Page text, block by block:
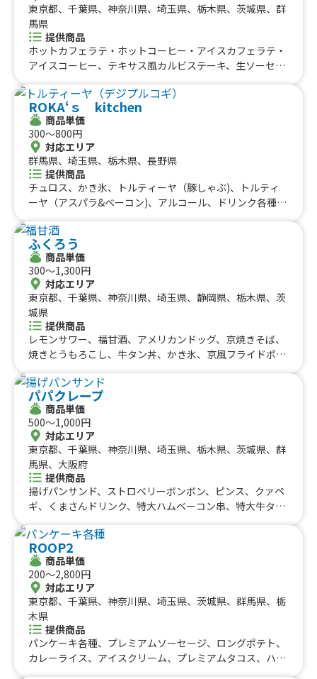
東京都、千葉県、神奈川県、埼玉県、栃木県、茨城県、群
馬県
提供商品
ホットカフェラテ・ホットコーヒー・アイスカフェラテ・
アイスコーヒー、テキサス風カルビステーキ、生ソーセー
ロス、ふりふりポテト、焼きそば、牛ステーキ串、ソトク
ソトク、サムギョプサル丼、骨付きフライドチキン、メキ
シカンBBQ(チキンオーバーライス)、ブラジリアンシュラ
スコBBQ、チキンケサティーヤ、メキシカンブリトー、ア
メリカンBBQスペアリブ、生絞りレモネード、生絞りレモ
ンサワー、冷凍パイン＆グレープ、生ビール、かき氷
ROKA‘ｓ kitchen
商品単価
300〜800円
対応エリア
群馬県、埼玉県、栃木県、長野県
提供商品
チュロス、かき氷、トルティーヤ（豚しゃぶ)、トルティ
ーヤ（アスパラ&ベーコン)、アルコール、ドリンク各種、
ルチキン)、トルティーヤ（ハムチー）、トルティーヤ
（デジプルコギ）、トルティーヤ（アジフライ）、トルテ
ィーヤ（えび）、トルティーヤ（ミンチ）、ふりふりポテ
ト、ぱりぱりチーズ、ぱりぱり明太、紅茶（ホット、アイ
ス）、珈琲（ホット、アイス）
ふくろう
商品単価
300〜1,300円
対応エリア
東京都、千葉県、神奈川県、埼玉県、静岡県、栃木県、茨
城県
提供商品
レモンサワー、福甘酒、アメリカンドッグ、京焼きそば、
焼きとうもろこし、牛タン丼、かき氷、京風フライドポテ
ゆポテト、ビール、ホットワイン、ハイボール、アイスレ
モネード、チーズハットグ、京おでん、骨無し手羽先、牛
タン串、ハラミ串 、牛タン丼、生搾り抹茶モンブラン、伊
勢たまりしょうゆからあげ、京風たこ焼き
パパクレープ
商品単価
500〜1,000円
対応エリア
東京都、千葉県、神奈川県、埼玉県、栃木県、茨城県、群
馬県、大阪府
提供商品
揚げパンサンド、ストロベリーボンボン、ピンス、クァペ
ギ、くまさんドリンク、特大ハムベーコン串、特大牛タン
ガー、イチゴ飴、ベビーカステラ、クレープ
ROOP2
商品単価
200〜2,800円
対応エリア
東京都、千葉県、神奈川県、埼玉県、茨城県、群馬県、栃
木県
提供商品
パンケーキ各種、プレミアムソーセージ、ロングポテト、
カレーライス、アイスクリーム、プレミアムタコス、ハン